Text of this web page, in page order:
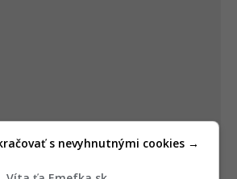
s nevyhnutnými cookies →